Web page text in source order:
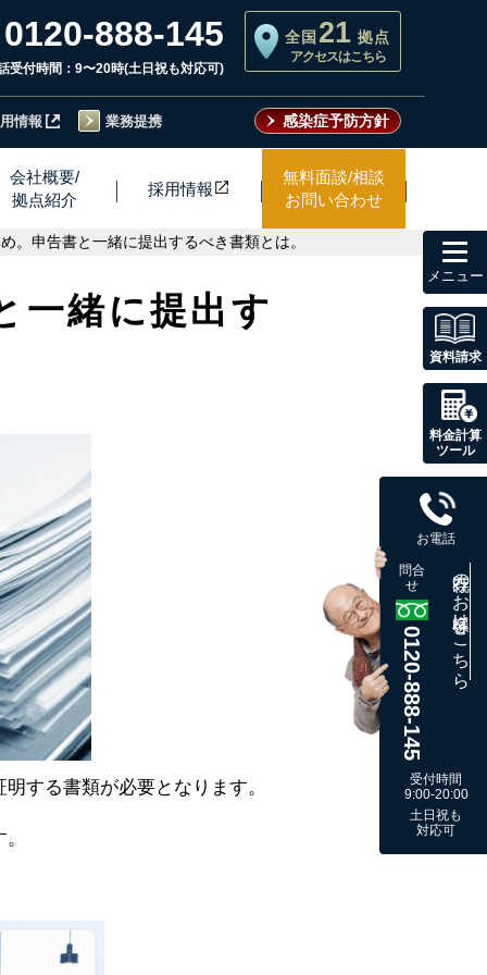
0120-888-145
受付時間：9〜20時(土日祝も対応可)
全国 21 拠点
アクセスはこちら
情報 業務提携 感染症予防方針
会社概要/
拠点紹介
採用情報
無料面談/相談
お問い合わせ
。申告書と一緒に提出するべき書類とは。
一緒に提出す
する書類が必要となります。
資料請求
料金計算
ツール
お電話
問合
せ
0120-888-145
既存のお客様はこちら
受付時間
9:00-20:00
土日祝も
対応可